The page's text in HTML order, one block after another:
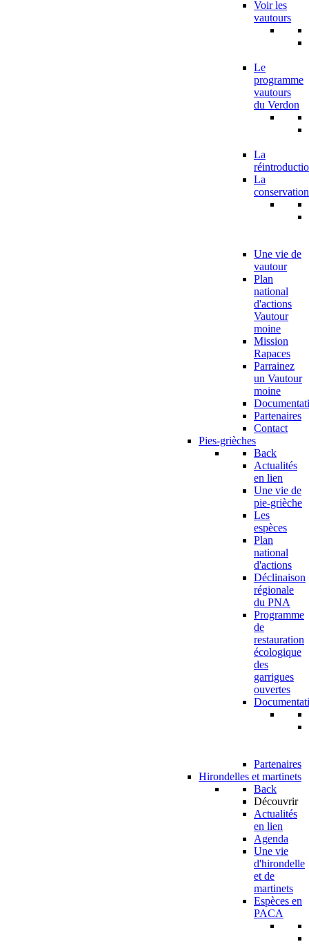
Voir les
vautours
Le
programme
vautours
du Verdon
La
La
conservation
Une vie de
vautour
Plan
national
d'actions
Vautour
moine
Mission
Rapaces
Parrainez
un Vautour
moine
Partenaires
Contact
Pies-grièches
Back
Actualités
en lien
Une vie de
pie-grièche
Les
espèces
Plan
national
d'actions
Déclinaison
régionale
du PNA
Programme
de
restauration
écologique
des
garrigues
ouvertes
Partenaires
Hirondelles et martinets
Back
Découvrir
Actualités
en lien
Agenda
Une vie
d'hirondelle
et de
martinets
Espèces en
PACA